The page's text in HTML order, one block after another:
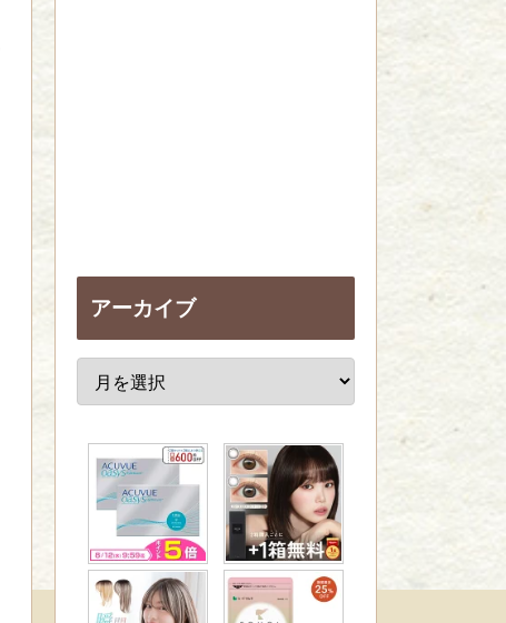
アーカイブ